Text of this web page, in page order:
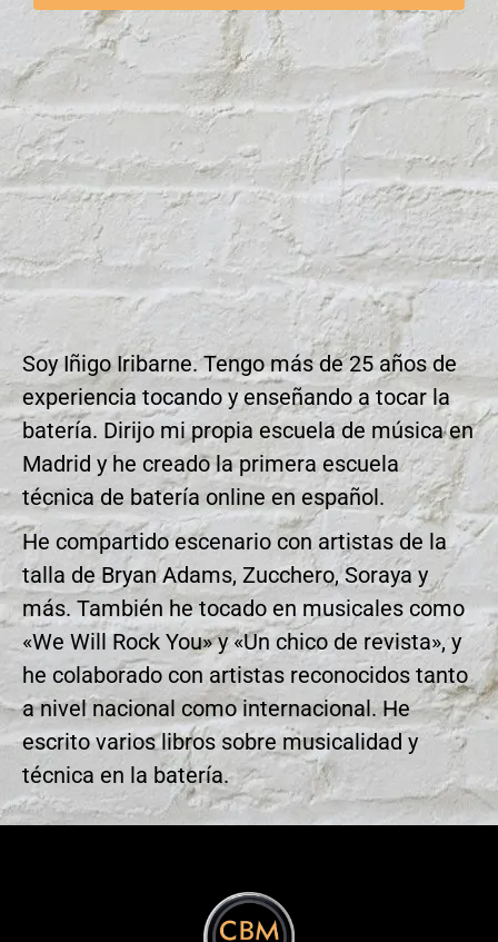
Soy Iñigo Iribarne. Tengo más de 25 años de
experiencia tocando y enseñando a tocar la
batería. Dirijo mi propia escuela de música en
Madrid y he creado la primera escuela
técnica de batería online en español.
He compartido escenario con artistas de la
talla de Bryan Adams, Zucchero, Soraya y
más. También he tocado en musicales como
«We Will Rock You» y «Un chico de revista», y
he colaborado con artistas reconocidos tanto
a nivel nacional como internacional. He
escrito varios libros sobre musicalidad y
técnica en la batería.